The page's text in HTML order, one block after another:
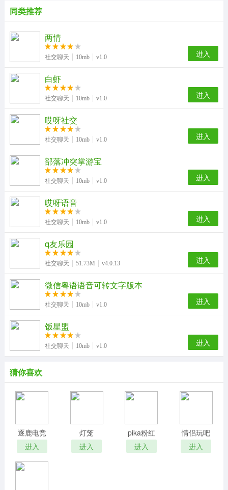
同类推荐
两情
社交聊天 10mb v1.0 进入
白虾
社交聊天 10mb v1.0 进入
哎呀社交
社交聊天 10mb v1.0 进入
部落冲突掌游宝
社交聊天 10mb v1.0 进入
哎呀语音
社交聊天 10mb v1.0 进入
q友乐园
社交聊天 51.73M v4.0.13 进入
微信粤语语音可转文字版本
社交聊天 10mb v1.0 进入
饭星盟
社交聊天 10mb v1.0 进入
猜你喜欢
逐鹿电竞
进入
灯笼
Lantern
进入
pika粉红
进入
情侣玩吧
进入